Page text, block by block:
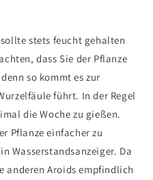
stets feucht gehalten
dass Sie der Pflanze
so kommt es zur
führt. In der Regel
die Woche zu gießen.
Pflanze einfacher zu
Wasserstandsanzeiger. Da
anderen Aroids empfindlich